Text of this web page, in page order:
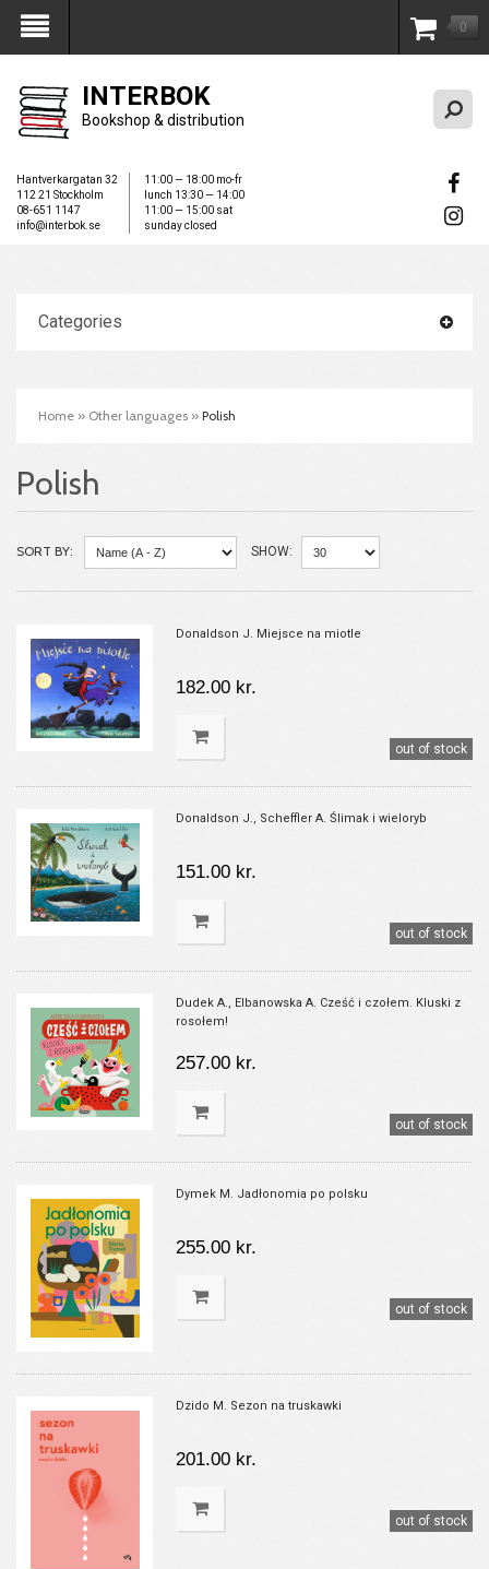
My Account 0
INTERBOK
Bookshop & distribution
Hantverkargatan 32
112 21 Stockholm
08-651 1147
info@interbok.se
11:00 — 18:00 mo-fr
lunch 13:30 — 14:00
11:00 — 15:00 sat
sunday closed
Categories
Home » Other languages » Polish
Polish
SORT BY: SHOW:
Donaldson J. Miejsce na miotle
182.00 kr.
out of stock
Donaldson J., Scheffler A. Ślimak i wieloryb
151.00 kr.
out of stock
Dudek A., Elbanowska A. Cześć i czołem. Kluski z
rosołem!
257.00 kr.
out of stock
Dymek M. Jadłonomia po polsku
255.00 kr.
out of stock
Dzido M. Sezon na truskawki
201.00 kr.
out of stock